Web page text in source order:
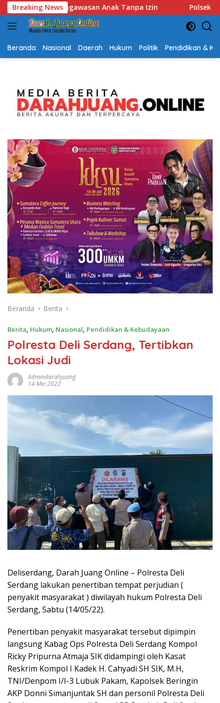
Langsung
ke
konten
Breaking News
Polsek Lubuk Baja Amankan Dua Tersangka Beserta 74
Beranda Nasional Daerah Hukum Politik Pendidikan &
Beranda Berita
Berita, Hukum, Nasional, Pendidikan & Kebudayaan
Polresta Deli Serdang, Tertibkan
Lokasi Judi
Admindarahjuang
14 Mei 2022
Deliserdang, Darah Juang Online – Polresta Deli
Serdang lakukan penertiban tempat perjudian (
penyakit masyarakat ) diwilayah hukum Polresta Deli
Serdang, Sabtu (14/05/22).
Penertiban penyakit masyarakat tersebut dipimpin
langsung Kabag Ops Polresta Deli Serdang Kompol
Ricky Pripurna Atmaja SIK didampingi oleh Kasat
Reskrim Kompol I Kadek H. Cahyadi SH SIK, M.H,
TNI/Denpom I/I-3 Lubuk Pakam, Kapolsek Beringin
AKP Donni Simanjuntak SH dan personil Polresta Deli